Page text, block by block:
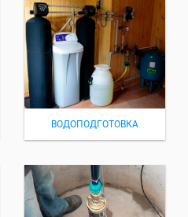
ВОДОПОДГОТОВКА